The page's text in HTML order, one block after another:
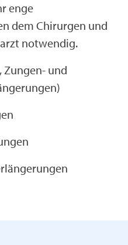
enge
dem Chirurgen und
notwendig.
Zungen- und